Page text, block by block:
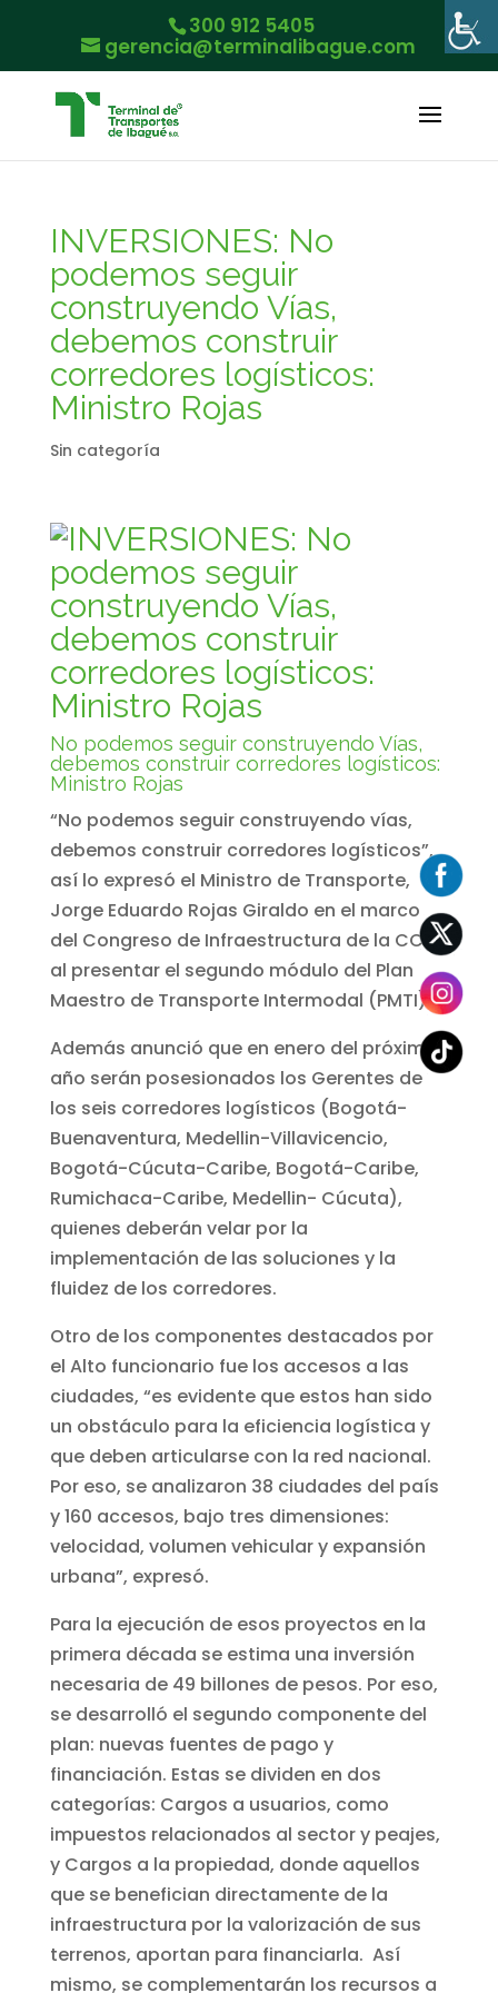
300 912 5405
gerencia@terminalibague.com
INVERSIONES: No
podemos seguir
construyendo Vías,
debemos construir
corredores logísticos:
Ministro Rojas
Sin categoría
No podemos seguir construyendo Vías,
debemos construir corredores logísticos:
Ministro Rojas
“No podemos seguir construyendo vías,
debemos construir corredores logísticos”,
así lo expresó el Ministro de Transporte,
Jorge Eduardo Rojas Giraldo en el marco
del Congreso de Infraestructura de la CCI,
al presentar el segundo módulo del Plan
Maestro de Transporte Intermodal (PMTI).
Además anunció que en enero del próximo
año serán posesionados los Gerentes de
los seis corredores logísticos (Bogotá-
Buenaventura, Medellin-Villavicencio,
Bogotá-Cúcuta-Caribe, Bogotá-Caribe,
Rumichaca-Caribe, Medellin- Cúcuta),
quienes deberán velar por la
implementación de las soluciones y la
fluidez de los corredores.
Otro de los componentes destacados por
el Alto funcionario fue los accesos a las
ciudades, “es evidente que estos han sido
un obstáculo para la eficiencia logística y
que deben articularse con la red nacional.
Por eso, se analizaron 38 ciudades del país
y 160 accesos, bajo tres dimensiones:
velocidad, volumen vehicular y expansión
urbana”, expresó.
Para la ejecución de esos proyectos en la
primera década se estima una inversión
necesaria de 49 billones de pesos. Por eso,
se desarrolló el segundo componente del
plan: nuevas fuentes de pago y
financiación. Estas se dividen en dos
categorías: Cargos a usuarios, como
impuestos relacionados al sector y peajes,
y Cargos a la propiedad, donde aquellos
que se benefician directamente de la
infraestructura por la valorización de sus
terrenos, aportan para financiarla. Así
mismo, se complementarán los recursos a